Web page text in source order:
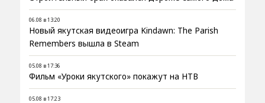
06.08 в 13:20
Новый якутская видеоигра Kindawn: The Parish
Remembers вышла в Steam
05.08 в 17:36
Фильм «Уроки якутского» покажут на НТВ
05.08 в 17:23